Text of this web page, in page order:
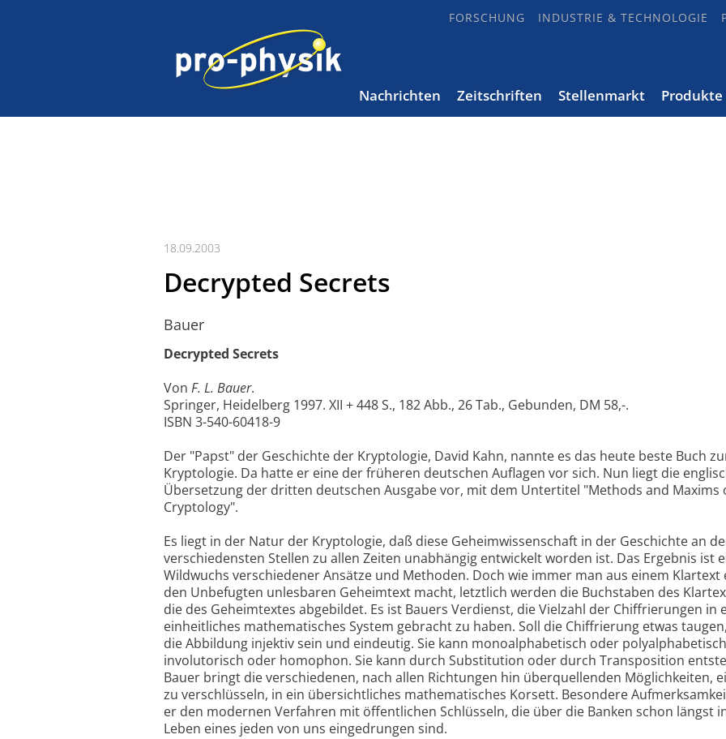
FORSCHUNG INDUSTRIE & TECHNOLOGIE
Nachrichten Zeitschriften Stellenmarkt Produkte
18.09.2003
Decrypted Secrets
Bauer
Decrypted Secrets
Von F. L. Bauer.
Springer, Heidelberg 1997. XII + 448 S., 182 Abb., 26 Tab., Gebunden, DM 58,-.
ISBN 3-540-60418-9
Der "Papst" der Geschichte der Kryptologie, David Kahn, nannte es das heute beste Buch
Kryptologie. Da hatte er eine der früheren deutschen Auflagen vor sich. Nun liegt die
Übersetzung der dritten deutschen Ausgabe vor, mit dem Untertitel "Methods and Maxims
Cryptology".
Es liegt in der Natur der Kryptologie, daß diese Geheimwissenschaft in der Geschichte an
verschiedensten Stellen zu allen Zeiten unabhängig entwickelt worden ist. Das Ergebnis ist
Wildwuchs verschiedener Ansätze und Methoden. Doch wie immer man aus einem Klartext
den Unbefugten unlesbaren Geheimtext macht, letztlich werden die Buchstaben des
die des Geheimtextes abgebildet. Es ist Bauers Verdienst, die Vielzahl der Chiffrierungen in
einheitliches mathematisches System gebracht zu haben. Soll die Chiffrierung etwas
die Abbildung injektiv sein und eindeutig. Sie kann monoalphabetisch oder
involutorisch oder homophon. Sie kann durch Substitution oder durch Transposition
Bauer bringt die verschiedenen, nach allen Richtungen hin überquellenden Möglichkeiten,
zu verschlüsseln, in ein übersichtliches mathematisches Korsett. Besondere
er den modernen Verfahren mit öffentlichen Schlüsseln, die über die Banken schon längst
Leben eines jeden von uns eingedrungen sind.